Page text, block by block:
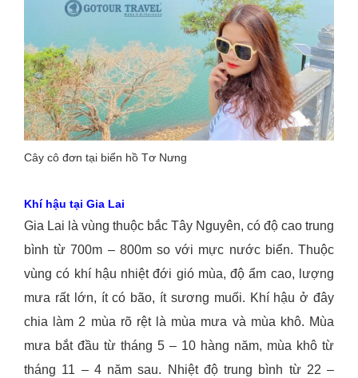
Cây cô đơn tại biển hồ Tơ Nưng
Khí hậu tại Gia Lai
Gia Lai là vùng thuộc bắc Tây Nguyên, có độ cao trung
bình từ 700m – 800m so với mực nước biển. Thuộc
vùng có khí hậu nhiệt đới gió mùa, độ ẩm cao, lượng
mưa rất lớn, ít có bão, ít sương muối. Khí hậu ở đây
chia làm 2 mùa rõ rệt là mùa mưa và mùa khô. Mùa
mưa bắt đầu từ tháng 5 – 10 hàng năm, mùa khô từ
tháng 11 – 4 năm sau. Nhiệt độ trung bình từ 22 –